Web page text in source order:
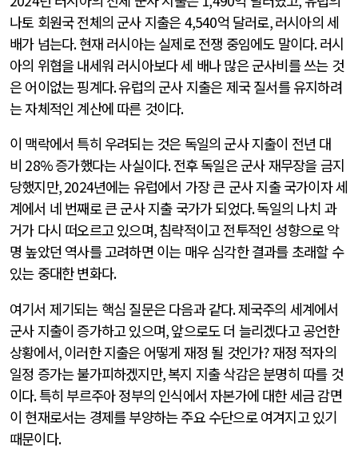
나토 회원국 전체의 군사 지출은4,540억 달러로,러시아의 세
배가 넘는다.현재 러시아는 실제로 전쟁 중임에도 말이다.러시
아의 위협을 내세워 러시아보다 세 배나 많은 군사비를 쓰는 것
은 어이없는 핑계다.유럽의 군사 지출은 제국 질서를 유지하려
는 자체적인 계산에 따른 것이다.
이 맥락에서 특히 우려되는 것은 독일의 군사 지출이 전년 대
비 28%증가했다는 사실이다.전후 독일은 군사 재무장을 금지
당했지만, 2024년에는 유럽에서 가장 큰 군사 지출 국가이자 세
계에서 네 번째로 큰 군사 지출 국가가 되었다.독일의 나치 과
거가 다시 떠오르고 있으며,침략적이고 전투적인 성향으로 악
명 높았던 역사를 고려하면 이는 매우 심각한 결과를 초래할 수
있는 중대한 변화다.
여기서 제기되는 핵심 질문은 다음과 같다.제국주의 세계에서
군사 지출이 증가하고 있으며,앞으로도 더 늘리겠다고 공언한
상황에서,이러한 지출은 어떻게 재정 될 것인가?재정 적자의
일정 증가는 불가피하겠지만,복지 지출 삭감은 분명히 따를 것
이다.특히 부르주아 정부의 인식에서 자본가에 대한 세금 감면
이 현재로서는 경제를 부양하는 주요 수단으로 여겨지고 있기
때문이다.